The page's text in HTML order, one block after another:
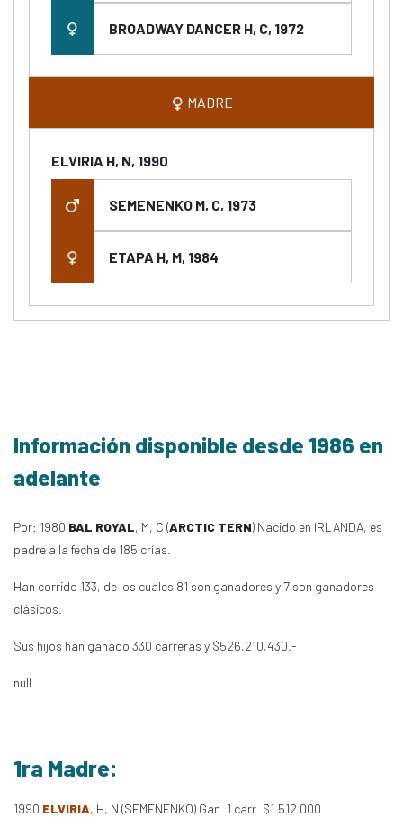
BROADWAY DANCER H, C, 1972
MADRE
ELVIRIA H, N, 1990
SEMENENKO M, C, 1973
ETAPA H, M, 1984
Información disponible desde 1986 en
adelante
Por: 1980 BAL ROYAL, M, C (ARCTIC TERN) Nacido en IRLANDA, es
padre a la fecha de 185 crías.
Han corrido 133, de los cuales 81 son ganadores y 7 son ganadores
clásicos.
Sus hijos han ganado 330 carreras y $526,210,430.-
null
1ra Madre:
1990 ELVIRIA, H, N (SEMENENKO) Gan. 1 carr. $1.512.000